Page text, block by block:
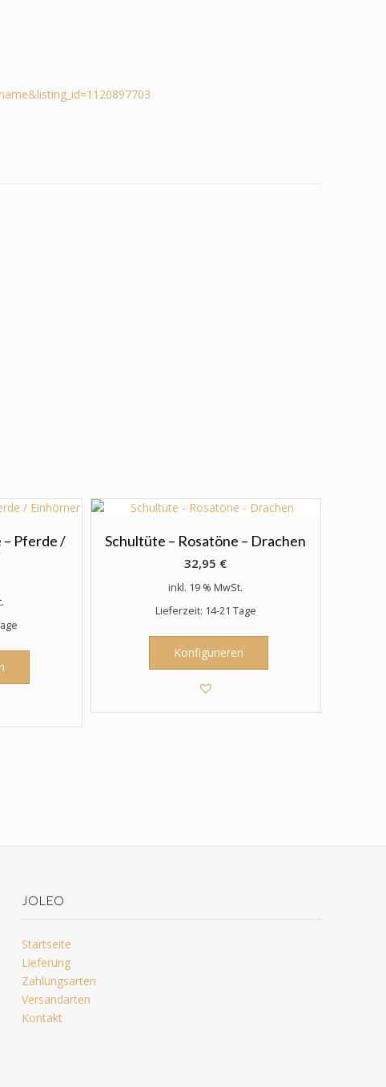
– Pferde /
Schultüte – Rosatöne – Drachen
32,95 €
inkl. 19 % MwSt.
Lieferzeit: 14-21 Tage
Konfigurieren
JOLEO
Startseite
Lieferung
Zahlungsarten
Versandarten
Kontakt